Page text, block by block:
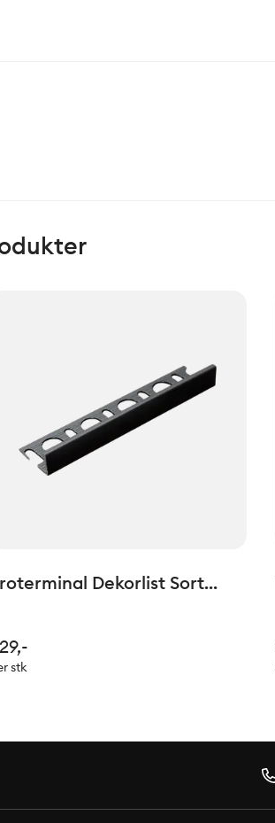
Dekorlist Sort
stk